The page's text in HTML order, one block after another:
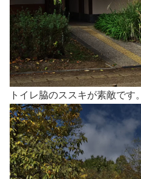
トイレ脇のススキが素敵です。